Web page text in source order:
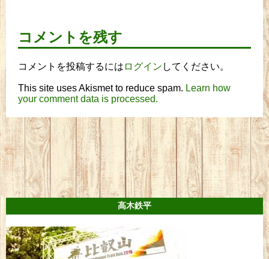
コメントを残す
コメントを投稿するには ログイン してください。
This site uses Akismet to reduce spam. Learn how
your comment data is processed.
高木鉄平